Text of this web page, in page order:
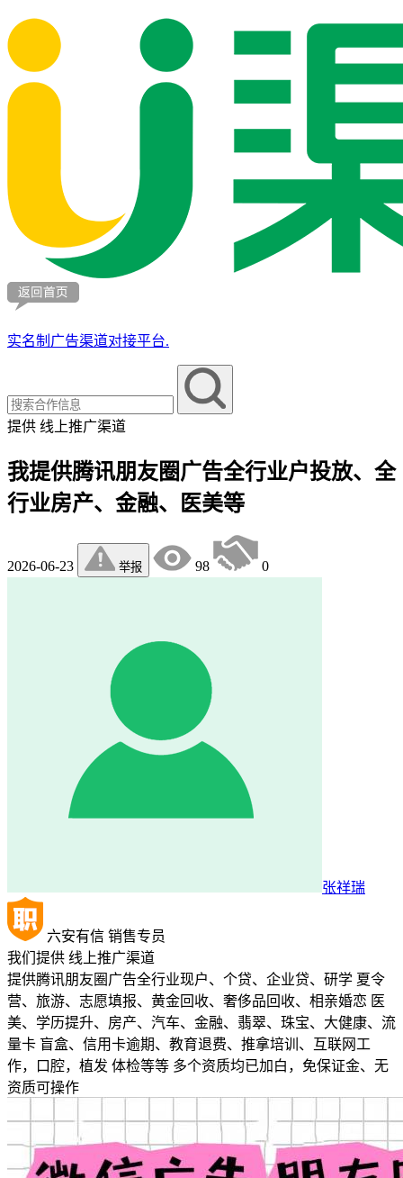
实名制广告渠道对接平台.
提供 线上推广渠道
我提供腾讯朋友圈广告全行业户投放、全
行业房产、金融、医美等
2026-06-23 举报 98 0
张祥瑞
六安有信 销售专员
我们提供 线上推广渠道
提供腾讯朋友圈广告全行业现户、个贷、企业贷、研学 夏令
营、旅游、志愿填报、黄金回收、奢侈品回收、相亲婚恋 医
美、学历提升、房产、汽车、金融、翡翠、珠宝、大健康、流
量卡 盲盒、信用卡逾期、教育退费、推拿培训、互联网工
作，口腔，植发 体检等等 多个资质均已加白，免保证金、无
资质可操作